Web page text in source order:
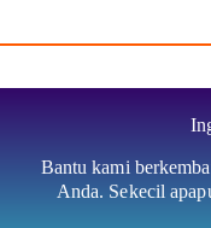
Bantu kami
Anda. Sekecil